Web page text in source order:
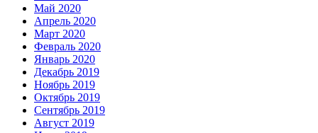
Май 2020
Апрель 2020
Март 2020
Февраль 2020
Январь 2020
Декабрь 2019
Ноябрь 2019
Октябрь 2019
Сентябрь 2019
Август 2019